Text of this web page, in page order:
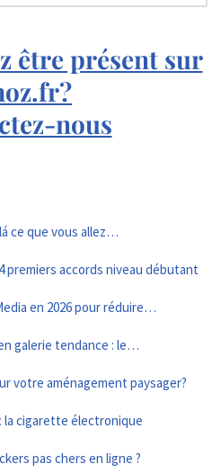
être présent sur
nous
ce que vous allez…
premiers accords niveau débutant
en 2026 pour réduire…
galerie tendance : le…
votre aménagement paysager?
la cigarette électronique
pas chers en ligne ?